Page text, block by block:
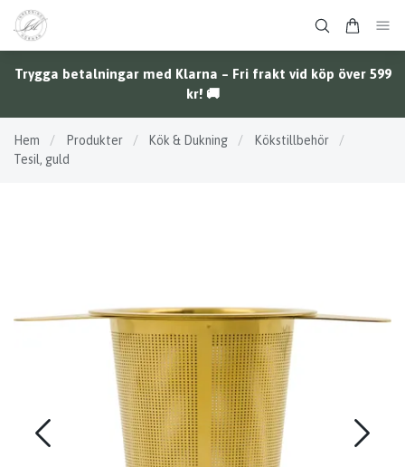
Trygga betalningar med Klarna – Fri frakt vid köp över 599
kr! 🚚
Hem / Produkter / Kök & Dukning / Kökstillbehör
/
Tesil, guld